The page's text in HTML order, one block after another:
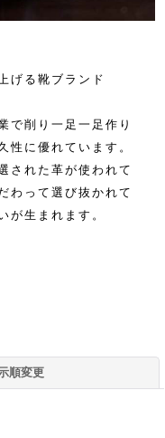
げる靴ブランド
で削り一足一足作り
性に優れています。
された革が使われて
わって選び抜かれて
が生まれます。
順変更